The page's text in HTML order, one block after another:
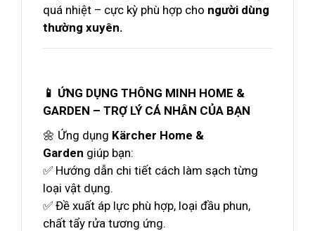
quá nhiệt – cực kỳ phù hợp cho người dùng
thường xuyên.
📱 ỨNG DỤNG THÔNG MINH HOME &
GARDEN – TRỢ LÝ CÁ NHÂN CỦA BẠN
🌼 Ứng dụng Kärcher Home &
Garden giúp bạn:
✅ Hướng dẫn chi tiết cách làm sạch từng
loại vật dụng.
✅ Đề xuất áp lực phù hợp, loại đầu phun,
chất tẩy rửa tương ứng.